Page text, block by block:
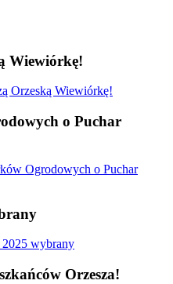
Wiewiórkę!
Orzeską Wiewiórkę!
o Puchar
Ogrodowych o Puchar
wybrany
Orzesza!